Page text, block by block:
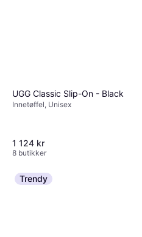
UGG Classic Slip-On - Black
Innetøffel, Unisex
1 124 kr
8 butikker
Trendy